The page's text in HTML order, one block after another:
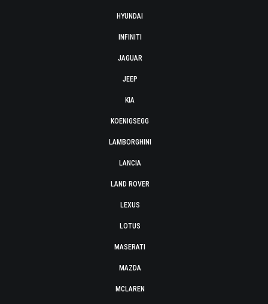
HYUNDAI
INFINITI
JAGUAR
JEEP
KIA
KOENIGSEGG
LAMBORGHINI
LANCIA
LAND ROVER
LEXUS
LOTUS
MASERATI
MAZDA
MCLAREN